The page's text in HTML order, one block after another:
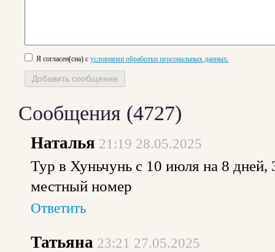
Я согласен(сна) с условиями обработки персональных данных.
Сообщения (4727)
Наталья 21:19 28.05.2025
Тур в Хуньчунь с 10 июля на 8 дней,
местный номер
Ответить
Татьяна 23:21 27.05.2025